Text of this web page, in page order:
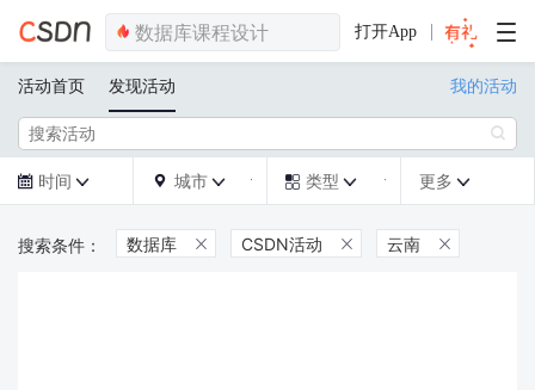
打开App
活动首页 发现活动 我的活动

 时间   城市   类型  更多 
数据库  CSDN活动  云南 